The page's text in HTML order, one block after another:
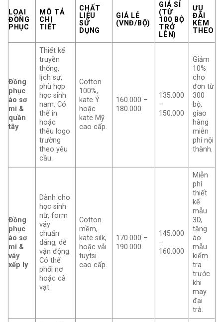
LOẠI
ĐỒNG
PHỤC
MÔ TẢ
CHI
TIẾT
CHẤT
LIỆU
SỬ
DỤNG
GIÁ LẺ
(VNĐ/BỘ)
GIÁ SỈ
(TỪ
100 BỘ
TRỞ
LÊN)
ƯU
ĐÃI
KÈM
THEO
Đồng
phục
áo sơ
mi &
quần
tây
Thiết kế
truyền
thống,
lịch sự,
phù hợp
học sinh
nam. Có
thể in
hoặc
thêu logo
trường
theo yêu
cầu.
Cotton
100%,
kate Ý
hoặc
kate Mỹ
cao cấp.
160.000 –
180.000
135.000
–
150.000
Giảm
10%
cho
đơn từ
300
bộ,
giao
hàng
miễn
phí nội
thành.
Đồng
phục
áo sơ
mi &
váy
xếp ly
Dành cho
học sinh
nữ, form
váy
chuẩn
dáng, dễ
vận động.
Có thể
phối nơ
hoặc cà
vạt.
Cotton
mềm,
kate silk,
hoặc vải
tuytsi
cao cấp.
170.000 –
190.000
145.000
–
160.000
Miễn
phí
thiết
kế
mẫu
3D,
tặng
áo
mẫu
kiểm
tra
trước
khi
may
đại
trà.